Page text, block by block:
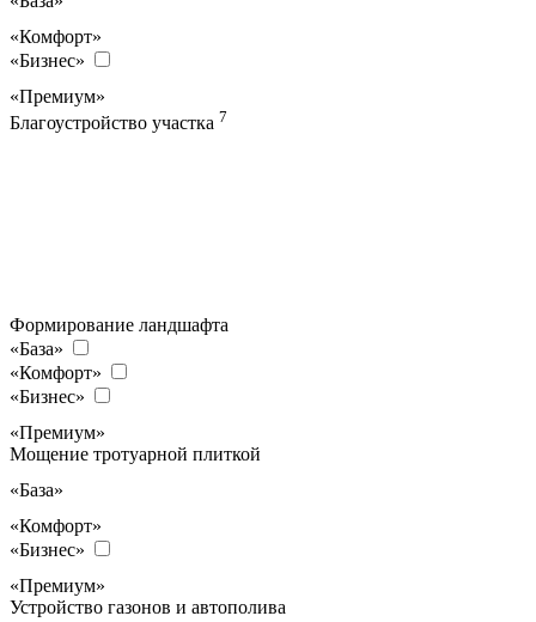
«Комфорт»
«Бизнес»
«Премиум»
Благоустройство участка 7
Формирование ландшафта
«База»
«Комфорт»
«Бизнес»
«Премиум»
Мощение тротуарной плиткой
«База»
«Комфорт»
«Бизнес»
«Премиум»
Устройство газонов и автополива